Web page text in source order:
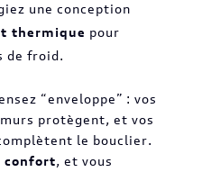
une conception
thermique pour
de froid.
“enveloppe” : vos
protègent, et vos
le bouclier.
confort, et vous